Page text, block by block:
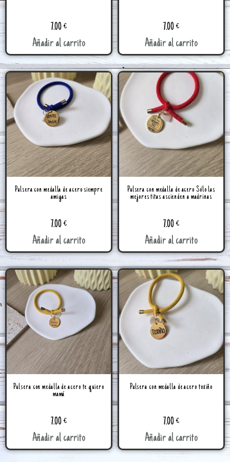
7.00€
Añadir al carrito
7.00€
Añadir al carrito
Pulsera con medalla de acero siempre
amigas
7.00€
Añadir al carrito
Pulsera con medalla de acero Sólo las
mejores titas ascienden a madrinas
7.00€
Añadir al carrito
Pulsera con medalla de acero te quiero
mamá
7.00€
Añadir al carrito
Pulsera con medalla de acero toxiño
7.00€
Añadir al carrito